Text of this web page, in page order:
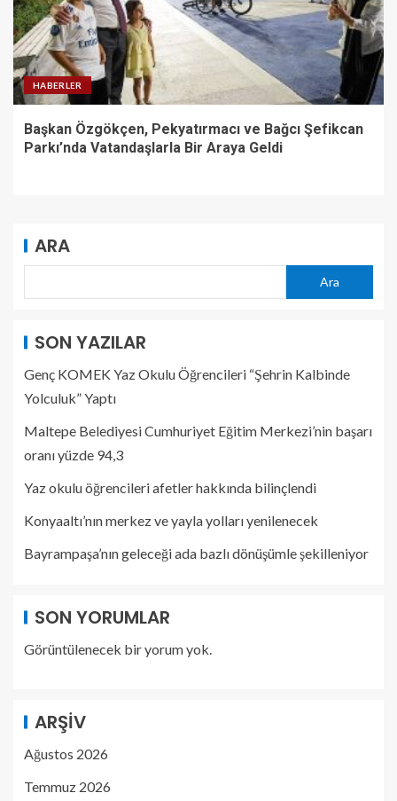
HABERLER
Başkan Özgökçen, Pekyatırmacı ve Bağcı Şefikcan
Parkı’nda Vatandaşlarla Bir Araya Geldi
ARA
Ara
SON YAZILAR
Genç KOMEK Yaz Okulu Öğrencileri “Şehrin Kalbinde
Yolculuk” Yaptı
Maltepe Belediyesi Cumhuriyet Eğitim Merkezi’nin başarı
oranı yüzde 94,3
Yaz okulu öğrencileri afetler hakkında bilinçlendi
Konyaaltı’nın merkez ve yayla yolları yenilenecek
Bayrampaşa’nın geleceği ada bazlı dönüşümle şekilleniyor
SON YORUMLAR
Görüntülenecek bir yorum yok.
ARŞIV
Ağustos 2026
Temmuz 2026